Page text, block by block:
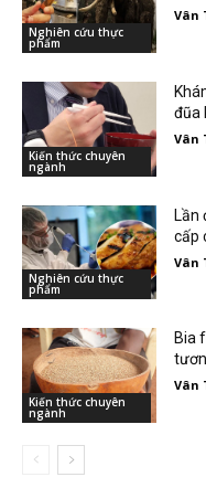
Nghiên cứu thực
phẩm
Vân
Kiến thức chuyên
ngành
đũa
Vân
Nghiên cứu thực
phẩm
Lần
cấp
Vân
Kiến thức chuyên
ngành
Bia
Vân